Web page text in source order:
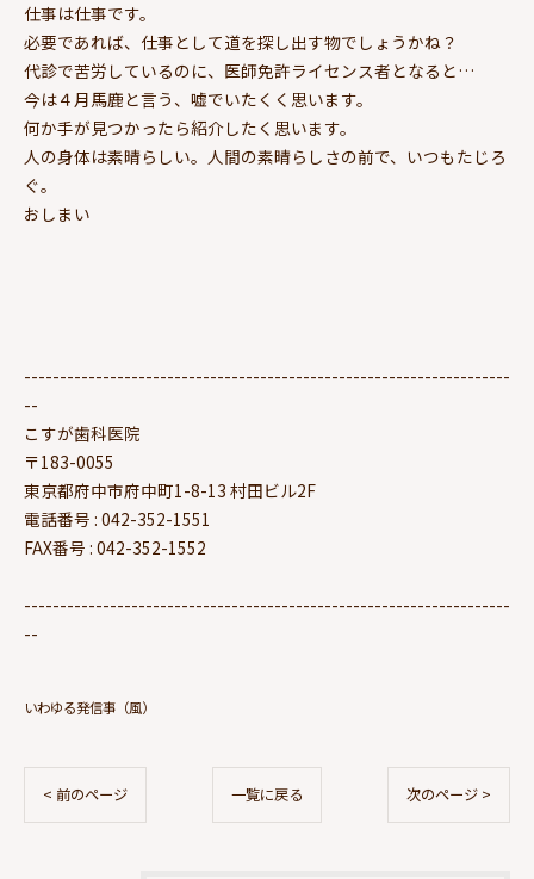
仕事は仕事です。
必要であれば、仕事として道を探し出す物でしょうかね？
代診で苦労しているのに、医師免許ライセンス者となると…
今は４月馬鹿と言う、嘘でいたくく思います。
何か手が見つかったら紹介したく思います。
人の身体は素晴らしい。人間の素晴らしさの前で、いつもたじろ
ぐ。
おしまい
--------------------------------------------------------------------
--
こすが歯科医院
〒183-0055
東京都府中市府中町1-8-13 村田ビル2F
電話番号 : 042-352-1551
FAX番号 : 042-352-1552
--------------------------------------------------------------------
--
いわゆる発信事（風）
< 前のページ 一覧に戻る 次のページ >